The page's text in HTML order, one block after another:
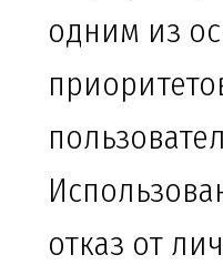
одним из
отказ от